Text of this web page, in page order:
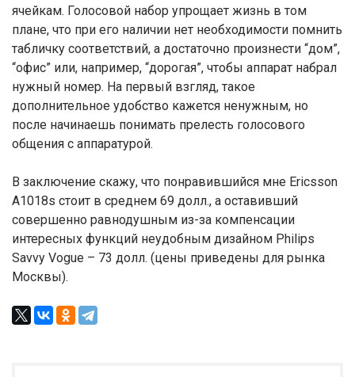
ячейкам. Голосовой набор упрощает жизнь в том
плане, что при его наличии нет необходимости помнить
табличку соответствий, а достаточно произнести “дом”,
“офис” или, например, “дорогая”, чтобы аппарат набрал
нужный номер. На первый взгляд, такое
дополнительное удобство кажется ненужным, но
после начинаешь понимать прелесть голосового
общения с аппаратурой.
В заключение скажу, что понравившийся мне Ericsson
A1018s стоит в среднем 69 долл., а оставивший
совершенно равнодушным из-за компенсации
интересных функций неудобным дизайном Philips
Savvy Vogue – 73 долл. (цены приведены для рынка
Москвы).